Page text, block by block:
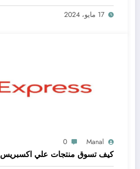
17 مايو، 2024
Manal
0
كيف تسوق منتجات علي اكسبريس